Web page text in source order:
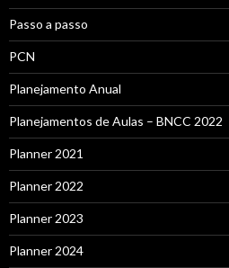
Passo a passo
PCN
Planejamento Anual
Planejamentos de Aulas – BNCC 2022
Planner 2021
Planner 2022
Planner 2023
Planner 2024